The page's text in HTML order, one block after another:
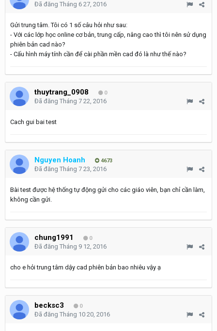
Đã đăng Tháng 6 27, 2016
Gửi trung tâm. Tôi có 1 số câu hỏi như sau:
- Với các lớp học online cơ bản, trung cấp, nâng cao thì tôi nên sử dụng
phiên bản cad nào?
- Cấu hình máy tính cần để cài phần mền cad đó là như thế nào?
thuytrang_0908 0
Đã đăng Tháng 7 22, 2016
Cach gui bai test
Nguyen Hoanh 4673
Đã đăng Tháng 7 23, 2016
Bài test được hệ thống tự động gửi cho các giáo viên, bạn chỉ cần làm,
không cần gửi.
chung1991 0
Đã đăng Tháng 9 12, 2016
cho e hỏi trung tâm dậy cad phiên bản bao nhiêu vậy ạ
becksc3 0
Đã đăng Tháng 10 20, 2016